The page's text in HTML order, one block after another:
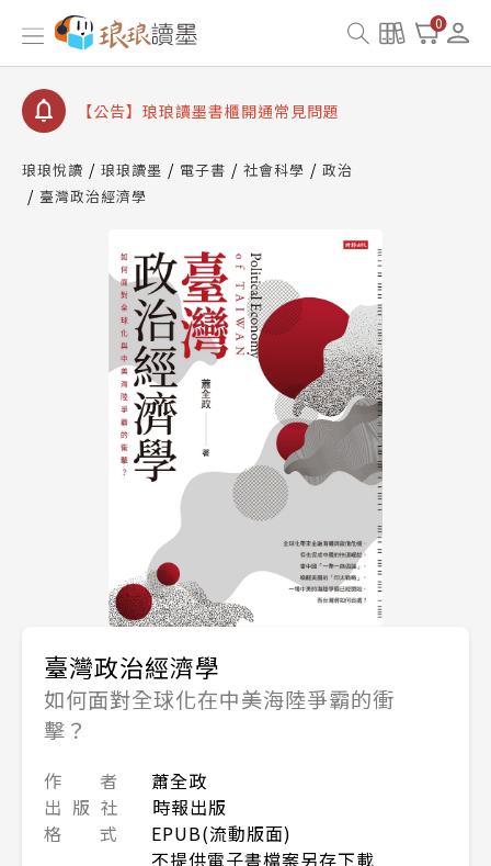
0
【公告】8/10、8/13 行動網路降速演練提醒
【公告】琅琅讀墨數位閱讀資產合併與書櫃開通申請
【公告】琅琅讀墨書櫃開通常見問題
請圖文教學
【公告】琅琅書店服務升級重要說明及資產合併結果
查詢
【公告】8/10、8/13 行動網路降速演練提醒
琅琅悅讀 琅琅讀墨 電子書 社會科學
政治
臺灣政治經濟學
臺灣政治經濟學
如何面對全球化在中美海陸爭霸的衝
擊？
作 者
蕭全政
出 版 社
時報出版
格 式
EPUB(流動版面)
不提供電子書檔案另存下載